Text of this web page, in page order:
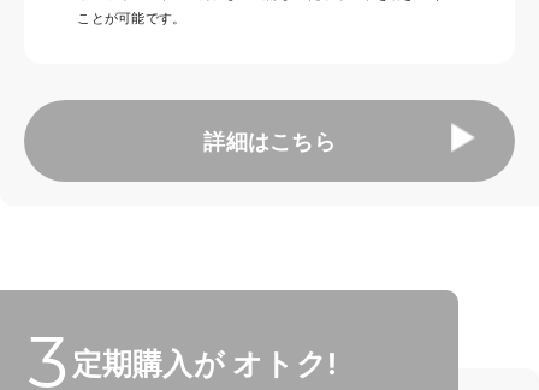
ことが可能です。
詳細はこちら
定期購入がオトク!